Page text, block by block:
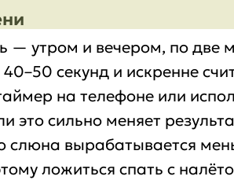
— утром и вечером, по две
секунд и искренне
на телефоне или
сильно меняет
слюна вырабатывается
ложиться спать с